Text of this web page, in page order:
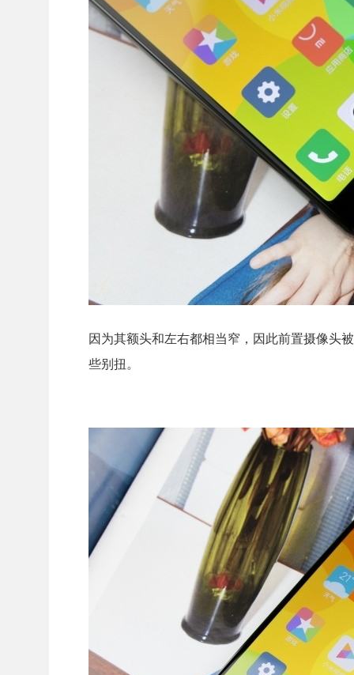
因为其额头和左右都相当窄，因此前置摄像头
些别扭。